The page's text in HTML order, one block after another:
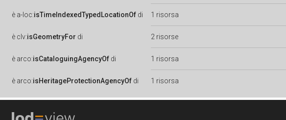
è a-loc:isTimeIndexedTypedLocationOf di 1 risorsa
è clv:isGeometryFor di 2 risorse
è arco:isCataloguingAgencyOf di 1 risorsa
è arco:isHeritageProtectionAgencyOf di 1 risorsa